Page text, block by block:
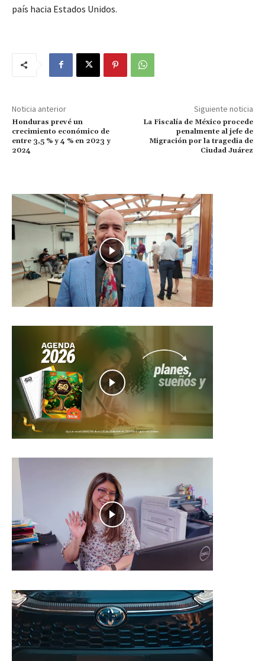
país hacia Estados Unidos.
Noticia anterior
Honduras prevé un
crecimiento económico de
entre 3,5 % y 4 % en 2023 y
2024
Siguiente noticia
La Fiscalía de México procede
penalmente al jefe de
Migración por la tragedia de
Ciudad Juárez